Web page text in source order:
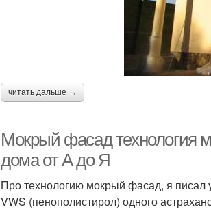
читать дальше →
Мокрый фасад технология
дома от А до Я
Про технологию мокрый фасад, я писал
VWS (пенополистирол) одного